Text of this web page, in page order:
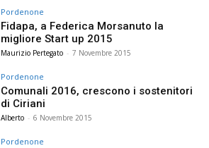
Pordenone
Fidapa, a Federica Morsanuto la
migliore Start up 2015
Maurizio Pertegato - 7 Novembre 2015
Pordenone
Comunali 2016, crescono i sostenitori
di Ciriani
Alberto - 6 Novembre 2015
Pordenone